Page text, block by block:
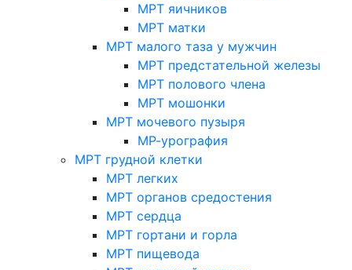
МРТ яичников
МРТ матки
МРТ малого таза у мужчин
МРТ предстательной железы
МРТ полового члена
МРТ мошонки
МРТ мочевого пузыря
МР-урография
МРТ грудной клетки
МРТ легких
МРТ органов средостения
МРТ сердца
МРТ гортани и горла
МРТ пищевода